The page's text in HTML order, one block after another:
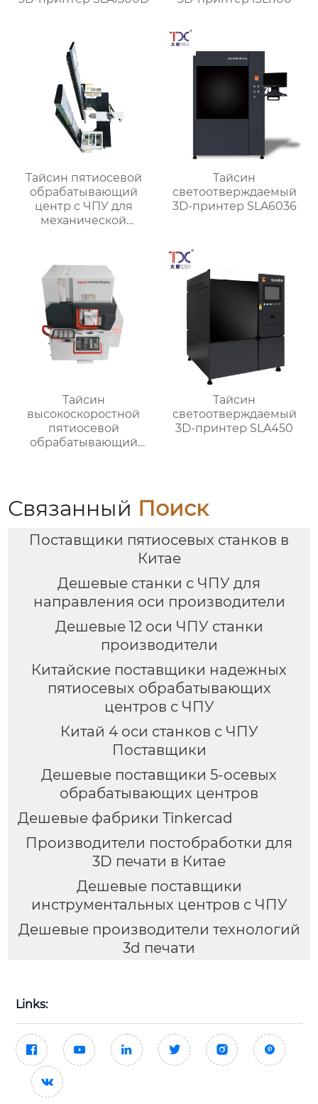
Тайсин пятиосевой
обрабатывающий
центр с ЧПУ для
механической
Тайсин
светоотверждаемый
3D-принтер SLA6036
Тайсин
высокоскоростной
пятиосевой
обрабатывающий
Тайсин
светоотверждаемый
3D-принтер SLA450
Связанный Поиск
Поставщики пятиосевых станков в
Китае
Дешевые станки с ЧПУ для
направления оси производители
Дешевые 12 оси ЧПУ станки
производители
Китайские поставщики надежных
пятиосевых обрабатывающих
центров с ЧПУ
Китай 4 оси станков с ЧПУ
Поставщики
Дешевые поставщики 5-осевых
обрабатывающих центров
Дешевые фабрики Tinkercad
Производители постобработки для
3D печати в Китае
Дешевые поставщики
инструментальных центров с ЧПУ
Дешевые производители технологий
3d печати
Links:
     
